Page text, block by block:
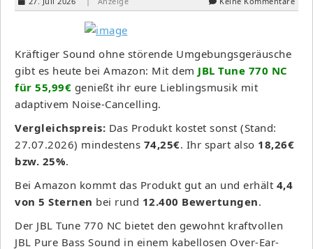
Kräftiger Sound ohne störende Umgebungsgeräusche
gibt es heute bei Amazon: Mit dem JBL Tune 770 NC
für 55,99€ genießt ihr eure Lieblingsmusik mit
adaptivem Noise-Cancelling.
Vergleichspreis: Das Produkt kostet sonst (Stand:
27.07.2026) mindestens 74,25€. Ihr spart also 18,26€
bzw. 25%.
Bei Amazon kommt das Produkt gut an und erhält 4,4
von 5 Sternen bei rund 12.400 Bewertungen.
Der JBL Tune 770 NC bietet den gewohnt kraftvollen
JBL Pure Bass Sound in einem kabellosen Over-Ear-